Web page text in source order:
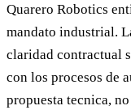
Quarero Robotics
mandato industrial.
claridad contractual
con los procesos de
propuesta tecnica,